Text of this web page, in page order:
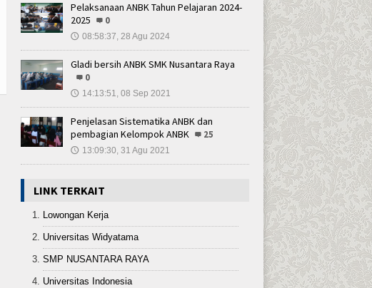
Pelaksanaan ANBK Tahun Pelajaran 2024-
2025
0
🕔 08:58:37, 28 Agu 2024
Gladi bersih ANBK SMK Nusantara Raya
0
🕔 14:13:51, 08 Sep 2021
Penjelasan Sistematika ANBK dan
pembagian Kelompok ANBK
25
🕔 13:09:30, 31 Agu 2021
LINK TERKAIT
Lowongan Kerja
Universitas Widyatama
SMP NUSANTARA RAYA
Universitas Indonesia